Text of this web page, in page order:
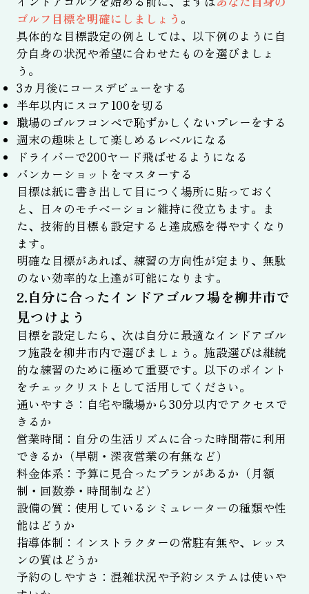
ゴルフ目標を明確にしましょう 。
具体的な目標設定の例としては、以下例のように自
分自身の状況や希望に合わせたものを選びましょ
う。
3カ月後にコースデビューをする
半年以内にスコア100を切る
職場のゴルフコンペで恥ずかしくないプレーをする
週末の趣味として楽しめるレベルになる
ドライバーで200ヤード飛ばせるようになる
バンカーショットをマスターする
目標は紙に書き出して目につく場所に貼っておく
と、日々のモチベーション維持に役立ちます。ま
た、技術的目標も設定すると達成感を得やすくなり
ます。
明確な目標があれば、練習の方向性が定まり、無駄
のない効率的な上達が可能になります。
2.自分に合ったインドアゴルフ場を柳井市で
見つけよう
目標を設定したら、次は自分に最適なインドアゴル
フ施設を柳井市内で選びましょう。施設選びは継続
的な練習のために極めて重要です。以下のポイント
をチェックリストとして活用してください。
通いやすさ：自宅や職場から30分以内でアクセスで
きるか
営業時間：自分の生活リズムに合った時間帯に利用
できるか（早朝・深夜営業の有無など）
料金体系：予算に見合ったプランがあるか（月額
制・回数券・時間制など）
設備の質：使用しているシミュレーターの種類や性
能はどうか
指導体制：インストラクターの常駐有無や、レッス
ンの質はどうか
予約のしやすさ：混雑状況や予約システムは使いや